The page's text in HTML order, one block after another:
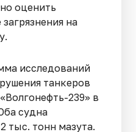
оценить
на
исследований
танкеров
239» в
судна
тыс. тонн мазута.